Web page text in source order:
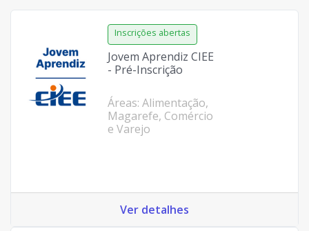
Jovem Aprendiz CIEE
- Pré-Inscrição
Áreas: Alimentação,
Magarefe, Comércio
e Varejo
Ver detalhes